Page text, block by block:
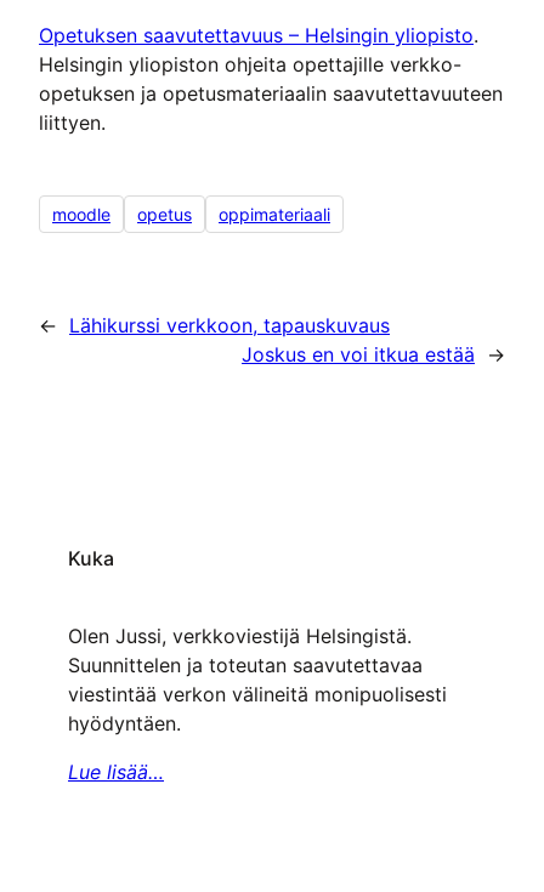
Opetuksen saavutettavuus – Helsingin yliopisto.
Helsingin yliopiston ohjeita opettajille verkko-
opetuksen ja opetusmateriaalin saavutettavuuteen
liittyen.
moodle opetus oppimateriaali
← Lähikurssi verkkoon, tapauskuvaus
Joskus en voi itkua estää
→
Kuka
Olen Jussi, verkkoviestijä Helsingistä.
Suunnittelen ja toteutan saavutettavaa
viestintää verkon välineitä monipuolisesti
hyödyntäen.
Lue lisää…